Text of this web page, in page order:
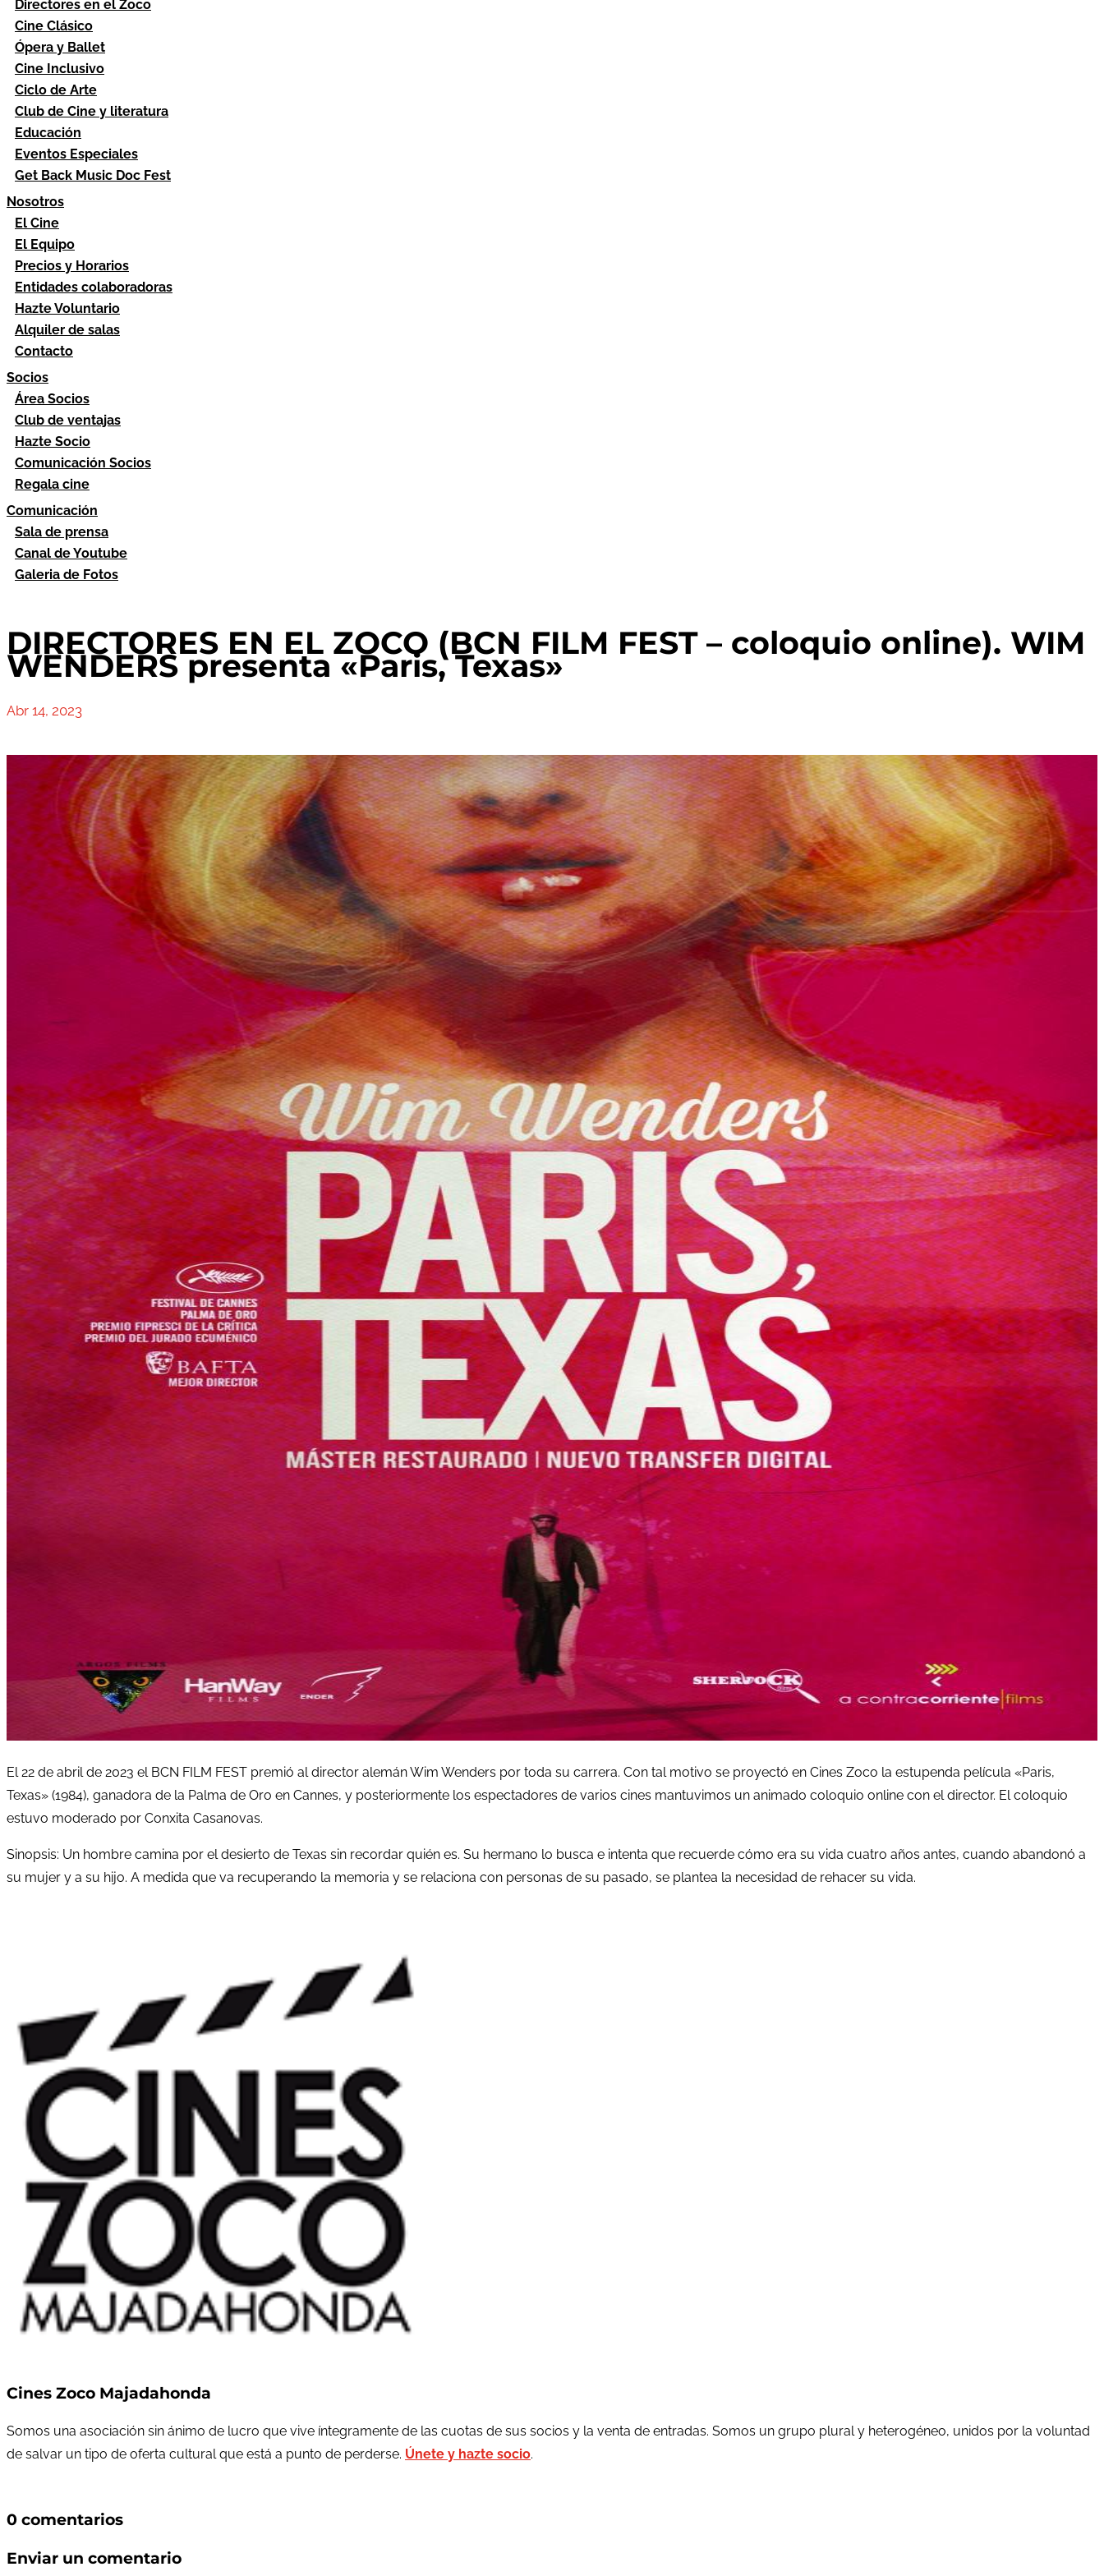
Directores en el Zoco
Cine Clásico
Ópera y Ballet
Cine Inclusivo
Ciclo de Arte
Club de Cine y literatura
Educación
Eventos Especiales
Get Back Music Doc Fest
Nosotros
El Cine
El Equipo
Precios y Horarios
Entidades colaboradoras
Hazte Voluntario
Alquiler de salas
Contacto
Socios
Área Socios
Club de ventajas
Hazte Socio
Comunicación Socios
Regala cine
Comunicación
Sala de prensa
Canal de Youtube
Galeria de Fotos
DIRECTORES EN EL ZOCO (BCN FILM FEST – coloquio online). WIM
WENDERS presenta «Paris, Texas»
Abr 14, 2023
El 22 de abril de 2023 el BCN FILM FEST premió al director alemán Wim Wenders por toda su carrera. Con tal motivo se proyectó en Cines Zoco la estupenda película «Paris,
Texas» (1984), ganadora de la Palma de Oro en Cannes, y posteriormente los espectadores de varios cines mantuvimos un animado coloquio online con el director. El coloquio
estuvo moderado por Conxita Casanovas.
Sinopsis: Un hombre camina por el desierto de Texas sin recordar quién es. Su hermano lo busca e intenta que recuerde cómo era su vida cuatro años antes, cuando abandonó a
su mujer y a su hijo. A medida que va recuperando la memoria y se relaciona con personas de su pasado, se plantea la necesidad de rehacer su vida.
Cines Zoco Majadahonda
Somos una asociación sin ánimo de lucro que vive íntegramente de las cuotas de sus socios y la venta de entradas. Somos un grupo plural y heterogéneo, unidos por la voluntad
de salvar un tipo de oferta cultural que está a punto de perderse. Únete y hazte socio.
0 comentarios
Enviar un comentario